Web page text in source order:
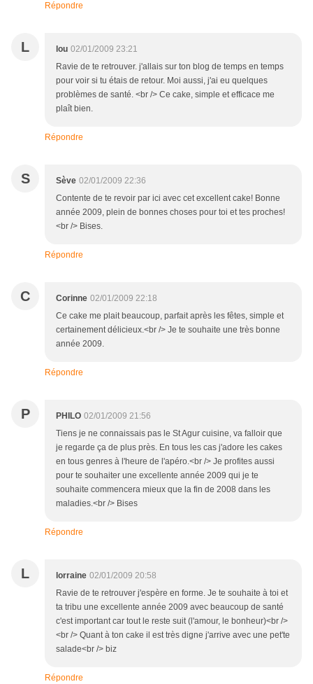
Répondre
L lou 02/01/2009 23:21
Ravie de te retrouver. j'allais sur ton blog de temps en temps
pour voir si tu étais de retour. Moi aussi, j'ai eu quelques
problèmes de santé. <br /> Ce cake, simple et efficace me
plaît bien.
Répondre
S Sève 02/01/2009 22:36
Contente de te revoir par ici avec cet excellent cake! Bonne
année 2009, plein de bonnes choses pour toi et tes proches!
<br /> Bises.
Répondre
C Corinne 02/01/2009 22:18
Ce cake me plait beaucoup, parfait après les fêtes, simple et
certainement délicieux.<br /> Je te souhaite une très bonne
année 2009.
Répondre
P PHILO 02/01/2009 21:56
Tiens je ne connaissais pas le St Agur cuisine, va falloir que
je regarde ça de plus près. En tous les cas j'adore les cakes
en tous genres à l'heure de l'apéro.<br /> Je profites aussi
pour te souhaiter une excellente année 2009 qui je te
souhaite commencera mieux que la fin de 2008 dans les
maladies.<br /> Bises
Répondre
L lorraine 02/01/2009 20:58
Ravie de te retrouver j'espère en forme. Je te souhaite à toi et
ta tribu une excellente année 2009 avec beaucoup de santé
c'est important car tout le reste suit (l'amour, le bonheur)<br />
<br /> Quant à ton cake il est très digne j'arrive avec une pet'te
salade<br /> biz
Répondre